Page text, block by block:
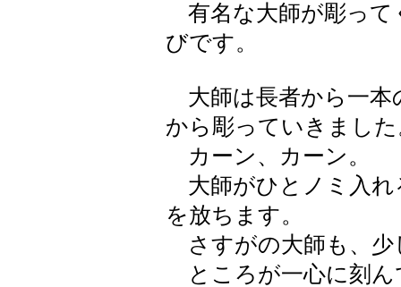
有名な大師が彫って
びです。
大師は長者から一本
から彫っていきまし
カーン、カーン。
大師がひとノミ入れ
を放ちます。
さすがの大師も、少
ところが一心に刻ん